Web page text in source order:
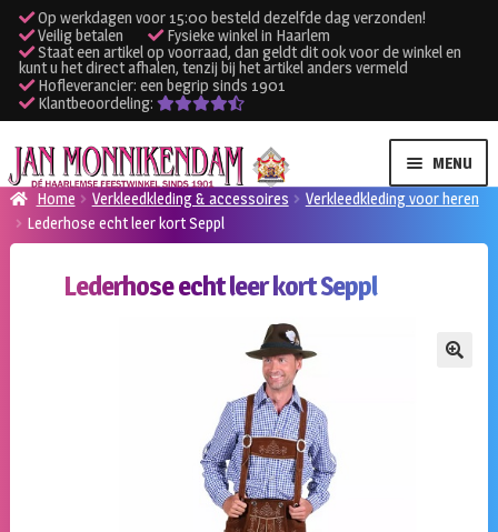
Op werkdagen voor 15:00 besteld dezelfde dag verzonden!
Veilig betalen
Fysieke winkel in Haarlem
Staat een artikel op voorraad, dan geldt dit ook voor de winkel en
kunt u het direct afhalen, tenzij bij het artikel anders vermeld
Hofleverancier: een begrip sinds 1901
Klantbeoordeling:
Ga
door
naar
navigatie
Ga
naar
de
inhoud
MENU
Verhuur kleding
Verhuur apparatuur
Home Verkleedkleding & accessoires
Verkleedkleding voor heren
Lederhose echt leer kort Seppl
Lederhose echt leer kort Seppl